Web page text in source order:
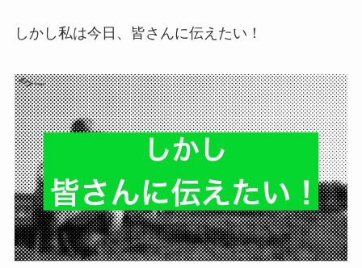
しかし私は今日、皆さんに伝えたい！